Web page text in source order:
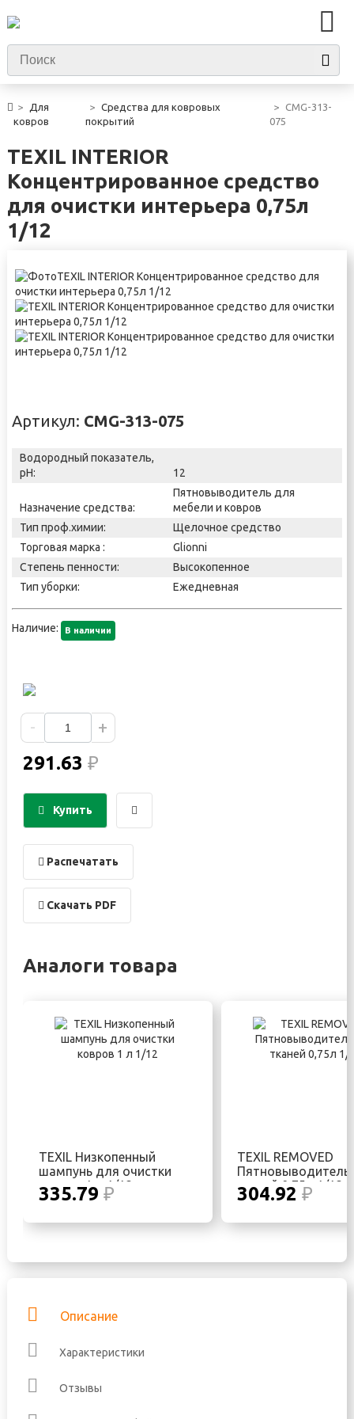
Для
ковров
Средства для ковровых
покрытий
CMG-313-
075
TEXIL INTERIOR
Концентрированное средство
для очистки интерьера 0,75л
1/12
Артикул: CMG-313-075
Водородный показатель,
pH:
12
Назначение средства:
Пятновыводитель для
мебели и ковров
Тип проф.химии:
Щелочное средство
Торговая марка :
Glionni
Степень пенности:
Высокопенное
Тип уборки:
Ежедневная
Наличие: В наличии
- +
291.63 ₽
Купить
Распечатать
Скачать PDF
Аналоги товара
TEXIL Низкопенный
шампунь для очистки
ковров 1 л 1/12
335.79 ₽
TEXIL REMOVED
Пятновыводитель
тканей 0,75л 1/12
304.92 ₽
Описание
Характеристики
Отзывы